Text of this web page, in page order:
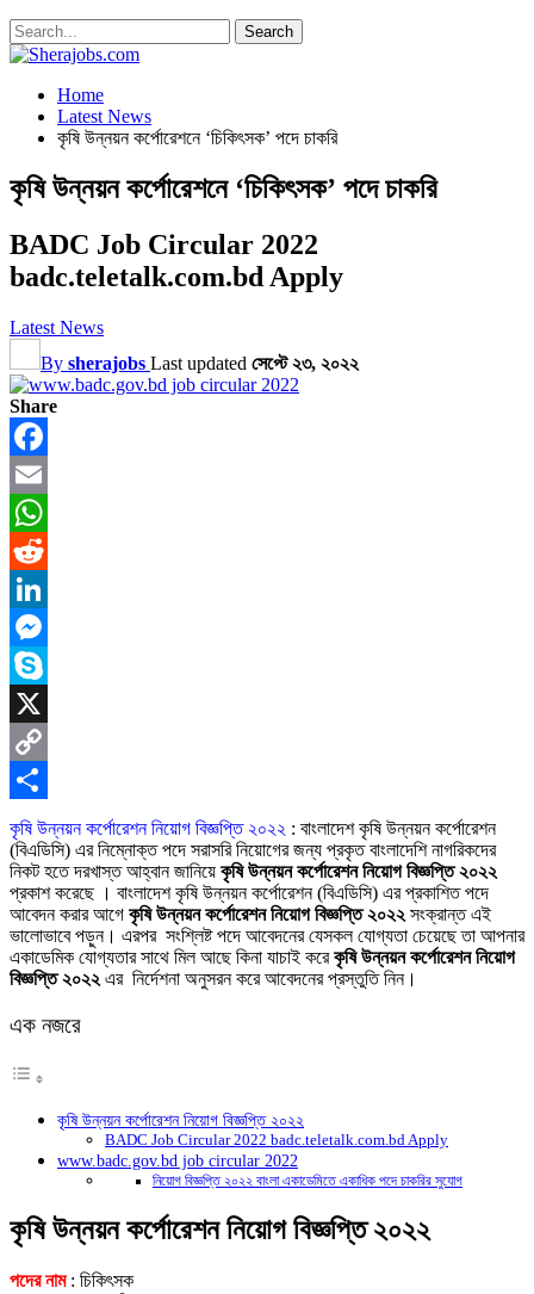
Home
Latest News
কৃষি উন্নয়ন কর্পোরেশনে ‘চিকিৎসক’ পদে চাকরি
কৃষি উন্নয়ন কর্পোরেশনে ‘চিকিৎসক’ পদে চাকরি
BADC Job Circular 2022
badc.teletalk.com.bd Apply
Latest News
By sherajobs Last updated সেপ্টে ২৩, ২০২২
Share
Facebook
Email
WhatsApp
Reddit
LinkedIn
Messenger
Skype
X
Copy
Link
Share
কৃষি উন্নয়ন কর্পোরেশন নিয়োগ বিজ্ঞপ্তি ২০২২ : বাংলাদেশ কৃষি উন্নয়ন কর্পোরেশন
(বিএডিসি) এর নিম্নোক্ত পদে সরাসরি নিয়ােগের জন্য প্রকৃত বাংলাদেশি নাগরিকদের
নিকট হতে দরখাস্ত আহ্বান জানিয়ে কৃষি উন্নয়ন কর্পোরেশন নিয়োগ বিজ্ঞপ্তি ২০২২
প্রকাশ করেছে । বাংলাদেশ কৃষি উন্নয়ন কর্পোরেশন (বিএডিসি) এর প্রকাশিত পদে
আবেদন করার আগে কৃষি উন্নয়ন কর্পোরেশন নিয়োগ বিজ্ঞপ্তি ২০২২ সংক্রান্ত এই
ভালোভাবে পড়ুন। এরপর সংশ্লিষ্ট পদে আবেদনের যেসকল যোগ্যতা চেয়েছে তা আপনার
একাডেমিক যোগ্যতার সাথে মিল আছে কিনা যাচাই করেকৃষি উন্নয়ন কর্পোরেশন নিয়োগ
বিজ্ঞপ্তি ২০২২ এর নির্দেশনা অনুসরন করে আবেদনের প্রস্তুতি নিন।
এক নজরে
কৃষি উন্নয়ন কর্পোরেশন নিয়োগ বিজ্ঞপ্তি ২০২২
BADC Job Circular 2022 badc.teletalk.com.bd Apply
www.badc.gov.bd job circular 2022
নিয়োগ বিজ্ঞপ্তি ২০২২ বাংলা একাডেমিতে একাধিক পদে চাকরির সুযোগ
কৃষি উন্নয়ন কর্পোরেশন নিয়োগ বিজ্ঞপ্তি ২০২২
পদের নাম: চিকিৎসক